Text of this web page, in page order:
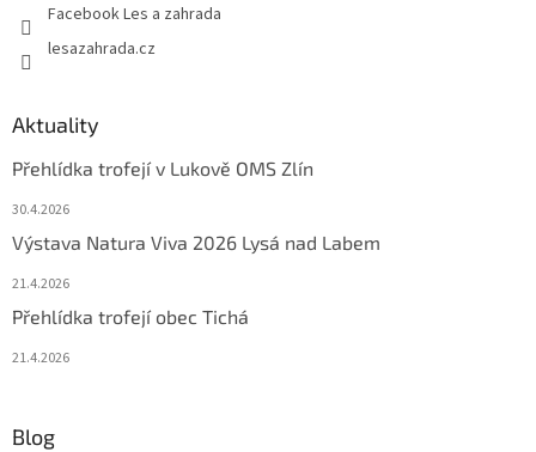
Facebook Les a zahrada
lesazahrada.cz
Aktuality
Přehlídka trofejí v Lukově OMS Zlín
30.4.2026
Výstava Natura Viva 2026 Lysá nad Labem
21.4.2026
Přehlídka trofejí obec Tichá
21.4.2026
Blog